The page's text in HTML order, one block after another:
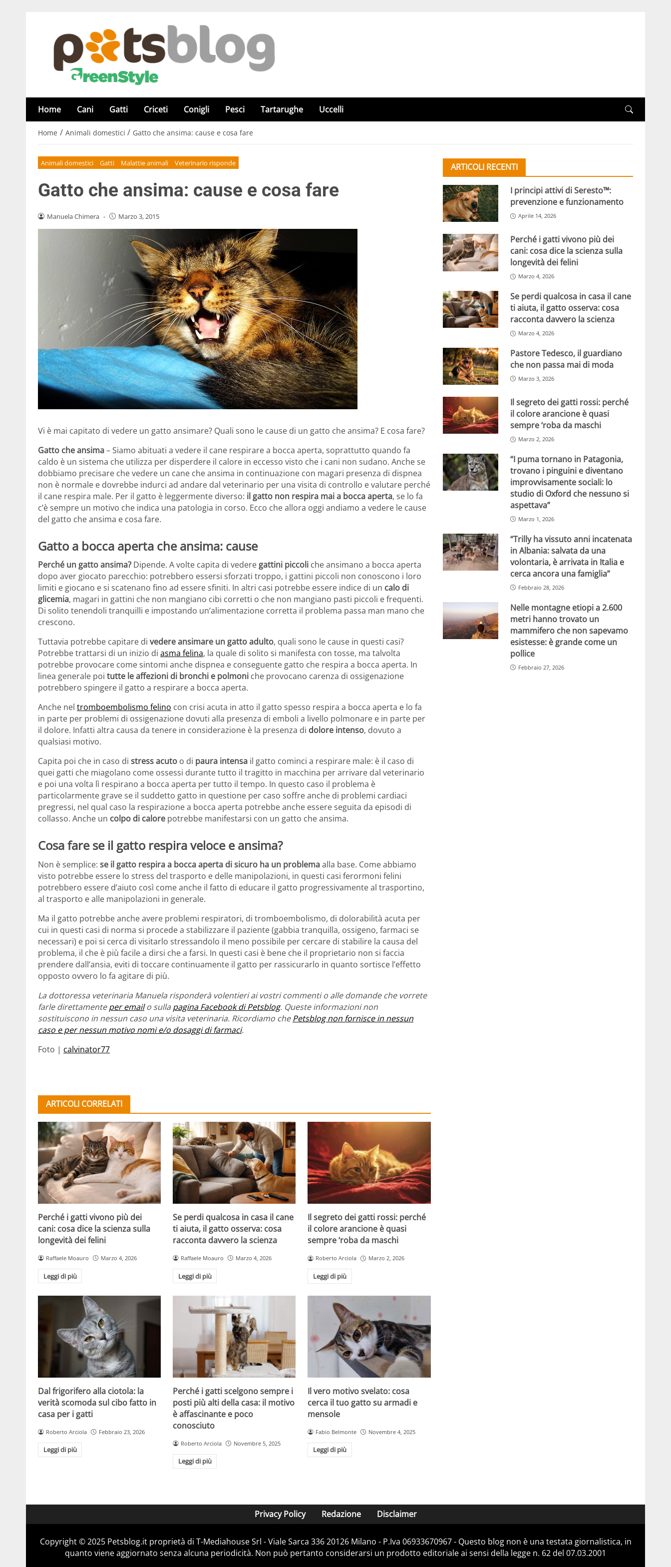
Home Cani Gatti Criceti Conigli Pesci Tartarughe Uccelli
Home / Animali domestici / Gatto che ansima: cause e cosa fare
Animali domestici Gatti Malattie animali Veterinario risponde
Gatto che ansima: cause e cosa fare
Manuela Chimera - Marzo 3, 2015
Vi è mai capitato di vedere un gatto ansimare? Quali sono le cause di un gatto che ansima? E cosa fare?
Gatto che ansima– Siamo abituati a vedere il cane respirare a bocca aperta, soprattutto quando fa
caldo è un sistema che utilizza per disperdere il calore in eccesso visto che i cani non sudano. Anche se
dobbiamo precisare che vedere un cane che ansima in continuazione con magari presenza di dispnea
non è normale e dovrebbe indurci ad andare dal veterinario per una visita di controllo e valutare perché
il cane respira male. Per il gatto è leggermente diverso: il gatto non respira mai a bocca aperta, se lo fa
c’è sempre un motivo che indica una patologia in corso. Ecco che allora oggi andiamo a vedere le cause
del gatto che ansima e cosa fare.
Gatto a bocca aperta che ansima: cause
Perché un gatto ansima? Dipende. A volte capita di vedere gattini piccoli che ansimano a bocca aperta
dopo aver giocato parecchio: potrebbero essersi sforzati troppo, i gattini piccoli non conoscono i loro
limiti e giocano e si scatenano fino ad essere sfiniti. In altri casi potrebbe essere indice di un calo di
glicemia, magari in gattini che non mangiano cibi corretti o che non mangiano pasti piccoli e frequenti.
Di solito tenendoli tranquilli e impostando un’alimentazione corretta il problema passa man mano che
crescono.
Tuttavia potrebbe capitare di vedere ansimare un gatto adulto, quali sono le cause in questi casi?
Potrebbe trattarsi di un inizio di asma felina, la quale di solito si manifesta con tosse, ma talvolta
potrebbe provocare come sintomi anche dispnea e conseguente gatto che respira a bocca aperta. In
linea generale poi tutte le affezioni di bronchi e polmoni che provocano carenza di ossigenazione
potrebbero spingere il gatto a respirare a bocca aperta.
Anche nel tromboembolismo felino con crisi acuta in atto il gatto spesso respira a bocca aperta e lo fa
in parte per problemi di ossigenazione dovuti alla presenza di emboli a livello polmonare e in parte per
il dolore. Infatti altra causa da tenere in considerazione è la presenza di dolore intenso, dovuto a
qualsiasi motivo.
Capita poi che in caso di stress acuto o di paura intensa il gatto cominci a respirare male: è il caso di
quei gatti che miagolano come ossessi durante tutto il tragitto in macchina per arrivare dal veterinario
e poi una volta lì respirano a bocca aperta per tutto il tempo. In questo caso il problema è
particolarmente grave se il suddetto gatto in questione per caso soffre anche di problemi cardiaci
pregressi, nel qual caso la respirazione a bocca aperta potrebbe anche essere seguita da episodi di
collasso. Anche un colpo di calore potrebbe manifestarsi con un gatto che ansima.
Cosa fare se il gatto respira veloce e ansima?
Non è semplice: se il gatto respira a bocca aperta di sicuro ha un problemaalla base. Come abbiamo
visto potrebbe essere lo stress del trasporto e delle manipolazioni, in questi casi ferormoni felini
potrebbero essere d’aiuto così come anche il fatto di educare il gatto progressivamente al trasportino,
al trasporto e alle manipolazioni in generale.
Ma il gatto potrebbe anche avere problemi respiratori, di tromboembolismo, di dolorabilità acuta per
cui in questi casi di norma si procede a stabilizzare il paziente (gabbia tranquilla, ossigeno, farmaci se
necessari) e poi si cerca di visitarlo stressandolo il meno possibile per cercare di stabilire la causa del
problema, il che è più facile a dirsi che a farsi. In questi casi è bene che il proprietario non si faccia
prendere dall’ansia, eviti di toccare continuamente il gatto per rassicurarlo in quanto sortisce l’effetto
opposto ovvero lo fa agitare di più.
La dottoressa veterinaria Manuela risponderà volentieri ai vostri commenti o alle domande che vorrete
farle direttamenteper emailo sulla pagina Facebook di Petsblog. Queste informazioni non
sostituiscono in nessun caso una visita veterinaria. Ricordiamo chePetsblog non fornisce in nessun
caso e per nessun motivo nomi e/o dosaggi di farmaci.
Foto | calvinator77
ARTICOLI CORRELATI
Perché i gatti vivono più dei
cani: cosa dice la scienza sulla
longevità dei felini
Raffaele Moauro Marzo 4, 2026
Leggi di più
Se perdi qualcosa in casa il cane
ti aiuta, il gatto osserva: cosa
racconta davvero la scienza
Raffaele Moauro Marzo 4, 2026
Leggi di più
Il segreto dei gatti rossi: perché
il colore arancione è quasi
sempre ‘roba da maschi
Roberto Arciola Marzo 2, 2026
Leggi di più
Dal frigorifero alla ciotola: la
verità scomoda sul cibo fatto in
casa per i gatti
Roberto Arciola Febbraio 23, 2026
Leggi di più
Perché i gatti scelgono sempre i
posti più alti della casa: il motivo
è affascinante e poco
conosciuto
Roberto Arciola Novembre 5, 2025
Leggi di più
Il vero motivo svelato: cosa
cerca il tuo gatto su armadi e
mensole
Fabio Belmonte Novembre 4, 2025
Leggi di più
ARTICOLI RECENTI
I principi attivi di Seresto™:
prevenzione e funzionamento
Aprile 14, 2026
Perché i gatti vivono più dei
cani: cosa dice la scienza sulla
longevità dei felini
Marzo 4, 2026
Se perdi qualcosa in casa il cane
ti aiuta, il gatto osserva: cosa
racconta davvero la scienza
Marzo 4, 2026
Pastore Tedesco, il guardiano
che non passa mai di moda
Marzo 3, 2026
Il segreto dei gatti rossi: perché
il colore arancione è quasi
sempre ‘roba da maschi
Marzo 2, 2026
“I puma tornano in Patagonia,
trovano i pinguini e diventano
improvvisamente sociali: lo
studio di Oxford che nessuno si
aspettava”
Marzo 1, 2026
“Trilly ha vissuto anni incatenata
in Albania: salvata da una
volontaria, è arrivata in Italia e
cerca ancora una famiglia”
Febbraio 28, 2026
Nelle montagne etiopi a 2.600
metri hanno trovato un
mammifero che non sapevamo
esistesse: è grande come un
pollice
Febbraio 27, 2026
Privacy Policy Redazione Disclaimer
Copyright © 2025 Petsblog.it proprietà di T-Mediahouse Srl - Viale Sarca 336 20126 Milano - P.Iva 06933670967 - Questo blog non è una testata giornalistica, in
quanto viene aggiornato senza alcuna periodicità. Non può pertanto considerarsi un prodotto editoriale ai sensi della legge n. 62 del 07.03.2001